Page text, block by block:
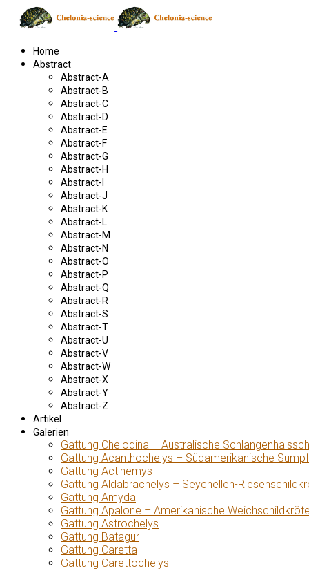
Home
Abstract
Abstract-A
Abstract-B
Abstract-C
Abstract-D
Abstract-E
Abstract-F
Abstract-G
Abstract-H
Abstract-I
Abstract-J
Abstract-K
Abstract-L
Abstract-M
Abstract-N
Abstract-O
Abstract-P
Abstract-Q
Abstract-R
Abstract-S
Abstract-T
Abstract-U
Abstract-V
Abstract-W
Abstract-X
Abstract-Y
Abstract-Z
Artikel
Galerien
Gattung Chelodina – Australische
Gattung Acanthochelys – Südamerikanische
Gattung Actinemys
Gattung Aldabrachelys – Seychellen-
Gattung Amyda
Gattung Apalone – Amerikanische
Gattung Astrochelys
Gattung Batagur
Gattung Caretta
Gattung Carettochelys